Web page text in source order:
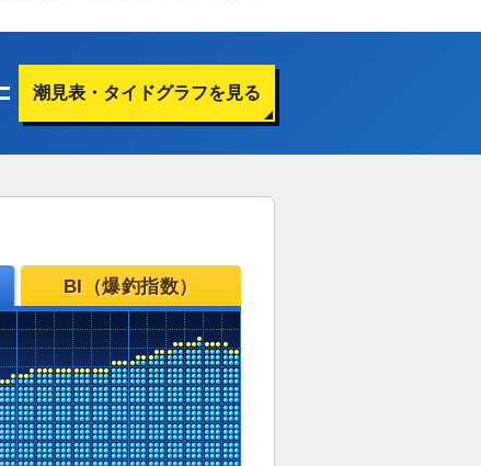
潮見表・タイドグラフを見る
BI（爆釣指数）